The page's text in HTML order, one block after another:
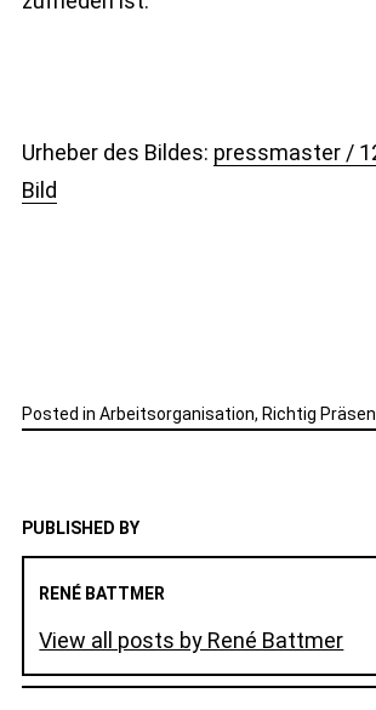
Urheber des Bildes: pressmaster /
Bild
Posted in Arbeitsorganisation, Richtig
PUBLISHED BY
RENÉ BATTMER
View all posts by René Battmer